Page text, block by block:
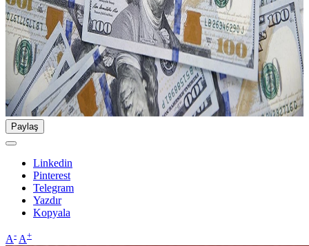
Paylaş
Linkedin
Pinterest
Telegram
Yazdır
Kopyala
A- A+